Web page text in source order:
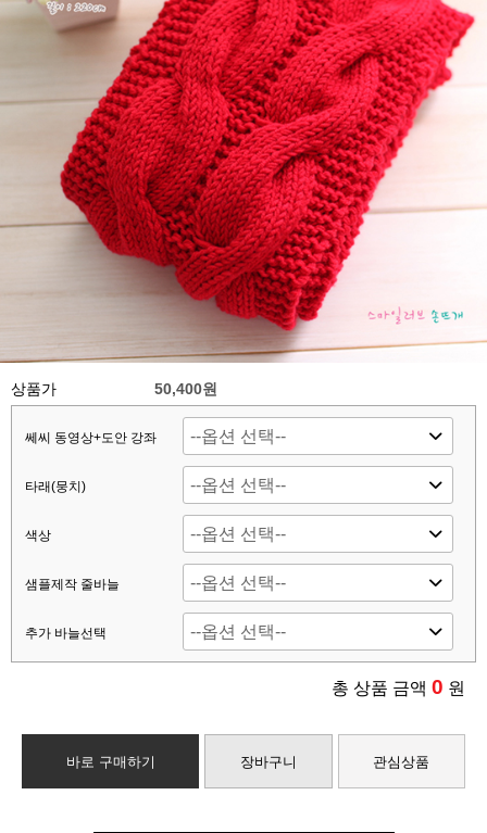
상품가 50,400원
쎄씨 동영상+도안 강좌
타래(뭉치)
색상
샘플제작 줄바늘
추가 바늘선택
총 상품 금액 0 원
바로 구매하기 장바구니 관심상품